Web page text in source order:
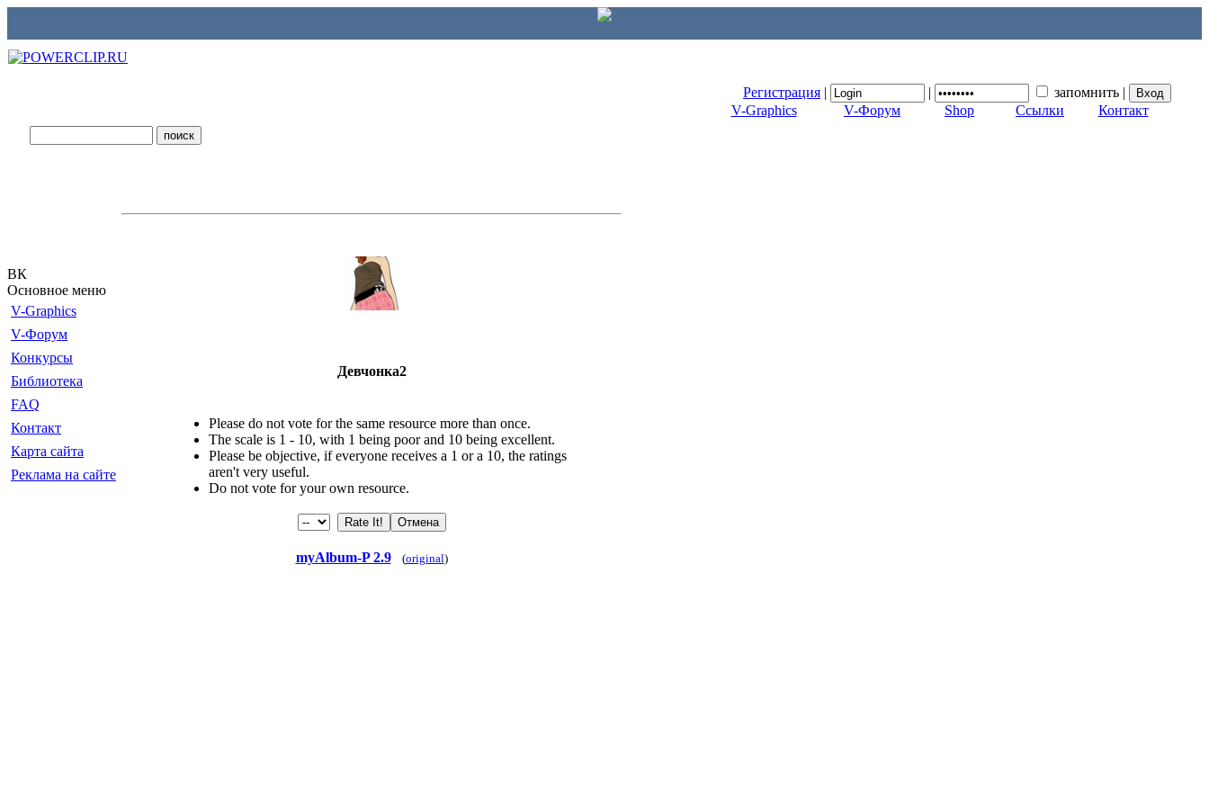
Регистрация | | запомнить |
V-Graphics
V-Форум Shop Ссылки Контакт
ВК
Основное меню
V-Graphics
V-Форум
Конкурсы
Библиотека
FAQ
Контакт
Карта сайта
Реклама на сайте
Девчонка2
Please do not vote for the same resource more than once.
The scale is 1 - 10, with 1 being poor and 10 being excellent.
Please be objective, if everyone receives a 1 or a 10, the ratings
aren't very useful.
Do not vote for your own resource.
myAlbum-P 2.9 (original)